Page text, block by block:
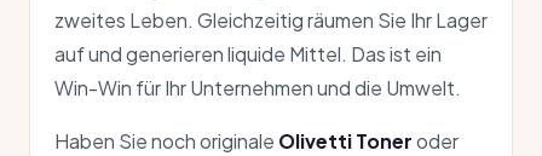
zweites Leben. Gleichzeitig räumen Sie Ihr Lager
auf und generieren liquide Mittel. Das ist ein
Win-Win für Ihr Unternehmen und die Umwelt.
Haben Sie noch originale Olivetti Toneroder